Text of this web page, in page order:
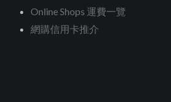
Online Shops 運費一覽
網購信用卡推介